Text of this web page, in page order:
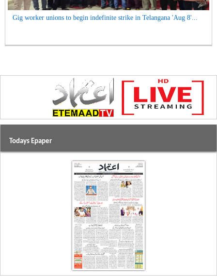
Gig worker unions to begin indefinite strike in Telangana 'Aug 8'...
Todays Epaper